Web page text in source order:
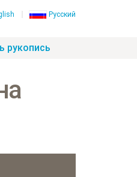
Русский
рукопись